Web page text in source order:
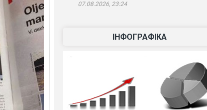
07.08.2026, 23:24
ІНФОГРАФІКА